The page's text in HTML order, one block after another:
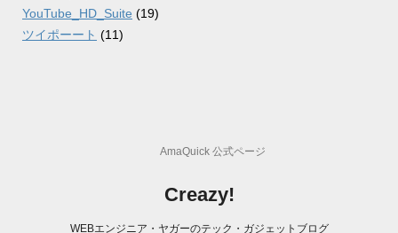
YouTube_HD_Suite (19)
ツイポーート (11)
AmaQuick 公式ページ
Creazy!
WEBエンジニア・ヤガーのテック・ガジェットブログ